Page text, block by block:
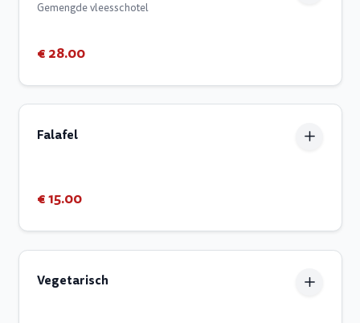
Gemengde vleesschotel
€ 28.00
Falafel
€ 15.00
Vegetarisch